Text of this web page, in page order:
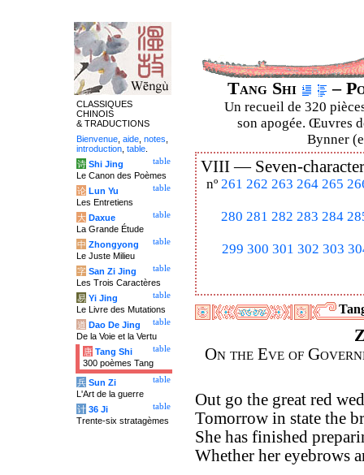
Tang Shi –
Un recueil de 320
son apogée. Œuvres
Bynner
VIII — Seven-
nº 261 262 263 264 265
280 281 282 283 284
299 300 301 302 303
On the Eve of
Out go the great red
Tomorrow in state the
She has finished
Whether her eyebrows
CLASSIQUES
CHINOIS
& TRADUCTIONS
Bienvenue aide notes
introduction table
table
诗 Shi Jing
Le Canon des Poèmes
table
论 Lun Yu
Les Entretiens
table
大 Daxue
La Grande Étude
table
中 Zhongyong
Le Juste Milieu
table
字 San Zi Jing
Les Trois Caractères
table
易 Yi Jing
Le Livre des Mutations
table
道 Dao De Jing
De la Voie et la Vertu
table
唐 Tang Shi
300 poèmes Tang
table
兵 Sun Zi
L'Art de la guerre
table
计 36 Ji
Trente-six stratagèmes